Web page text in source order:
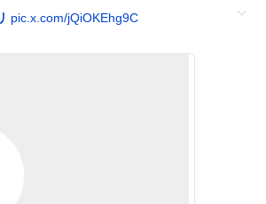
pic.x.com/jQiOKEhg9C